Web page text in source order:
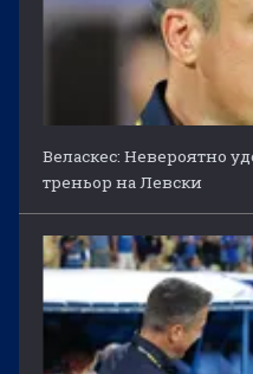
Веласкес: Невероятно
треньор на Левски